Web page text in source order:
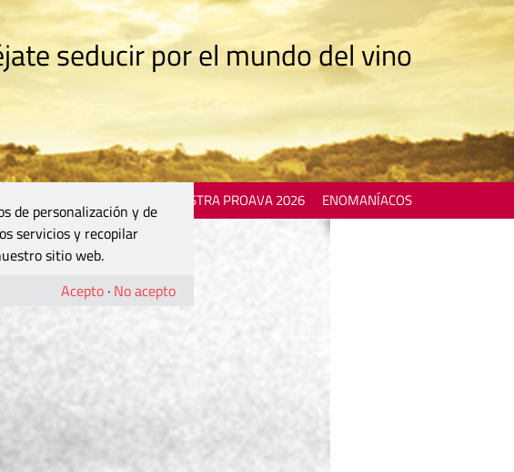
seducir por el mundo del vino
MOSTRA PROAVA 2026 ENOMANÍACOS
de personalización y de
servicios y recopilar
sitio web.
Acepto · No acepto